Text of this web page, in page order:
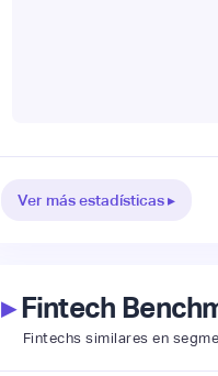
Ver más estadísticas ▸
▸Fintech
Fintechs similares en